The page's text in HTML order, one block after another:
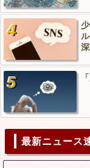
深
最新ニュース